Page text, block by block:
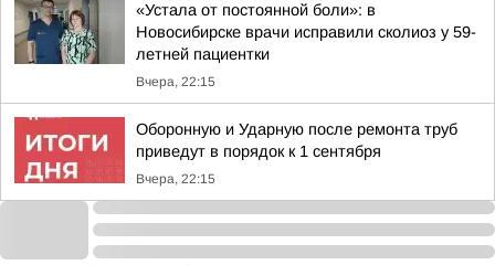
«Устала от постоянной боли»: в
Новосибирске врачи исправили сколиоз у 59-
летней пациентки
Вчера, 22:15
Оборонную и Ударную после ремонта труб
приведут в порядок к 1 сентября
Вчера, 22:15